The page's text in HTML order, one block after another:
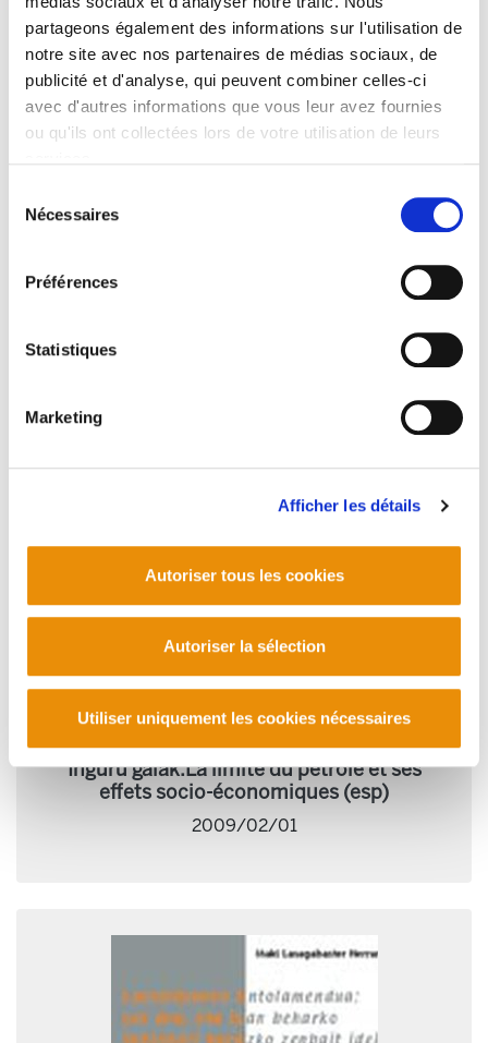
partageons également des informations sur l'utilisation de
notre site avec nos partenaires de médias sociaux, de
publicité et d'analyse, qui peuvent combiner celles-ci
avec d'autres informations que vous leur avez fournies
ou qu'ils ont collectées lors de votre utilisation de leurs
Nécessaires
Préférences
Statistiques
Marketing
Afficher les détails
Autoriser tous les cookies
Autoriser la sélection
Utiliser uniquement les cookies nécessaires
Inguru gaiak.La limite du pétrole et ses
effets socio-économiques (esp)
2009/02/01